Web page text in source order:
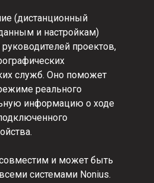
(дистанционный
и настройкам)
проектов,
служб. Оно поможет
реального
информацию о ходе
и может быть
системами Nonius.